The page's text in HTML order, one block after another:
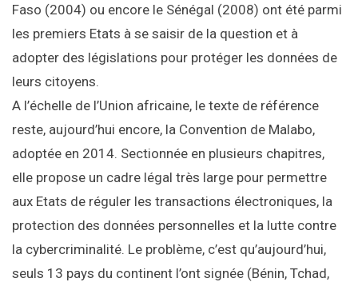
Faso (2004) ou encore le Sénégal (2008) ont été parmi
les premiers Etats à se saisir de la question et à
adopter des législations pour protéger les données de
leurs citoyens.
A l’échelle de l’Union africaine, le texte de référence
reste, aujourd’hui encore, la Convention de Malabo,
adoptée en 2014. Sectionnée en plusieurs chapitres,
elle propose un cadre légal très large pour permettre
aux Etats de réguler les transactions électroniques, la
protection des données personnelles et la lutte contre
la cybercriminalité. Le problème, c’est qu’aujourd’hui,
seuls 13 pays du continent l’ont signée (Bénin, Tchad,